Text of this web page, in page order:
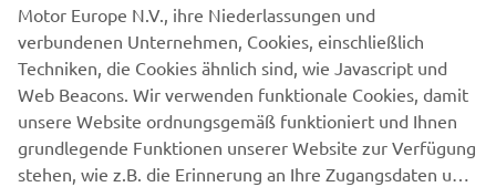
Erfahre als Erster von den neuesten Angeboten,
Sonderveranstaltungen, Neuerscheinungen und vielem mehr.
ABONNIEREN
Motor Europe N.V., ihre Niederlassungen und
verbundenen Unternehmen, Cookies, einschließlich
Techniken, die Cookies ähnlich sind, wie Javascript und
Web Beacons. Wir verwenden funktionale Cookies, damit
unsere Website ordnungsgemäß funktioniert und Ihnen
grundlegende Funktionen unserer Website zur Verfügung
stehen, wie z.B. die Erinnerung an Ihre Zugangsdaten und